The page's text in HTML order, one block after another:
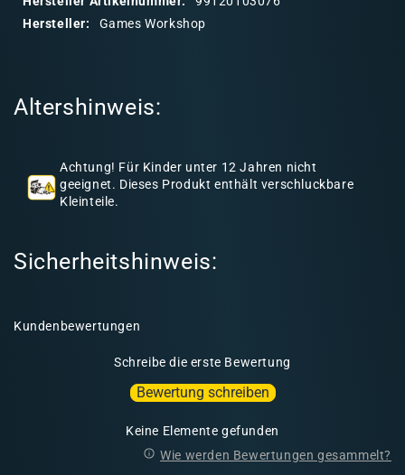
n
Hersteller:
Games Workshop
Altershinweis:
Achtung! Für Kinder unter 12 Jahren nicht
geeignet. Dieses Produkt enthält verschluckbare
Kleinteile.
Sicherheitshinweis:
Kundenbewertungen
Schreibe die erste Bewertung
Bewertung schreiben
Keine Elemente gefunden
Wie werden Bewertungen gesammelt?